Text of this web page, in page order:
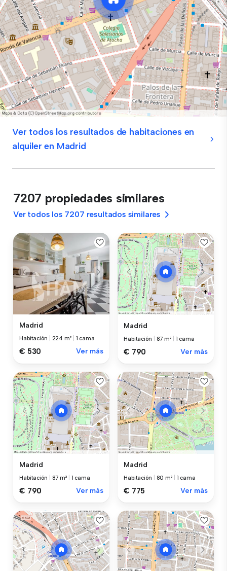
Ver todos los resultados de habitaciones en
alquiler en Madrid
7207 propiedades similares
Ver todos los 7207 resultados similares
Madrid
Habitación 224 m² 1 cama
€ 530 Ver más
Madrid
Habitación 87 m² 1 cama
€ 790 Ver más
Madrid
Habitación 87 m² 1 cama
€ 790 Ver más
Madrid
Habitación 80 m² 1 cama
€ 775 Ver más